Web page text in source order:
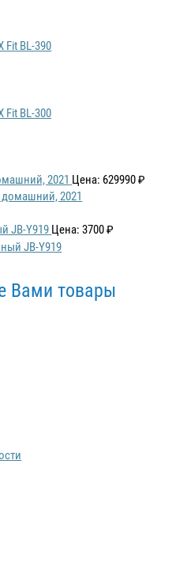
Fit BL-390
Fit BL-300
2021 Цена: 629990 ₽
JB-Y919 Цена: 3700 ₽
Вами товары